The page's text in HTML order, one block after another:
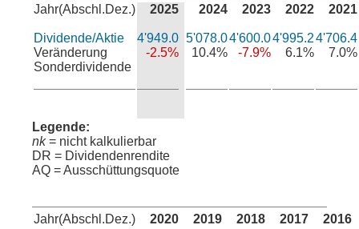
Jahr(Abschl.Dez.)
Dividende/Aktie
Veränderung
Sonderdividende
2025
4'949.0
-2.5%
2024
5'078.0
10.4%
2023
4'600.0
-7.9%
2022
4'995.2
6.1%
2021
4'706.4
7.0%
Legende:
nk= nicht kalkulierbar
DR = Dividendenrendite
AQ = Ausschüttungsquote
Jahr(Abschl.Dez.) 2020 2019 2018 2017 2016